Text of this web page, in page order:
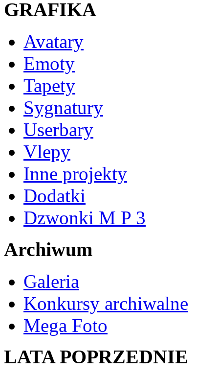
GRAFIKA
Avatary
Emoty
Tapety
Sygnatury
Userbary
Vlepy
Inne projekty
Dodatki
Dzwonki M P 3
Archiwum
Galeria
Konkursy archiwalne
Mega Foto
LATA POPRZEDNIE